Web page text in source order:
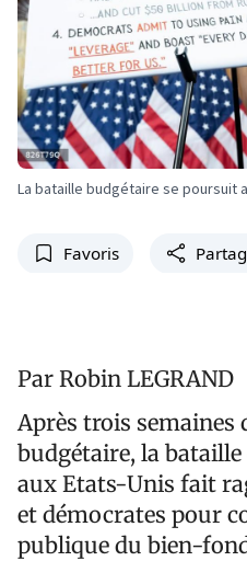
La bataille budgétaire se poursuit
Favoris
Par Robin LEGRAND
Après trois semaines
budgétaire, la
aux Etats-Unis fait
et démocrates pour
publique du bien-